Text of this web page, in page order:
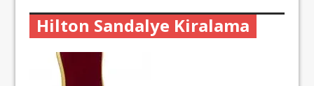
Hilton Sandalye Kiralama